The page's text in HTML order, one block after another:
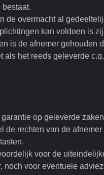
de overmacht al
kan voldoen is
is de afnemer gehouden
als het reeds geleverde
op geleverde
de rechten van de
voor de
voor eventuele